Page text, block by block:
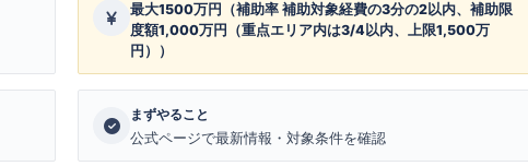
最大1500万円（補助率 補助対象経費の3分の2以内、補助限
度額1,000万円（重点エリア内は3/4以内、上限1,500万
円））
まずやること
公式ページで最新情報・対象条件を確認